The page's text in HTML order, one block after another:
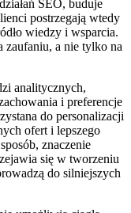
SEO, buduje
postrzegają wtedy
wiedzy i wsparcia.
zaufaniu, a nie tylko na
analitycznych,
i preferencje
do personalizacji
ofert i lepszego
znaczenie
się w tworzeniu
do silniejszych